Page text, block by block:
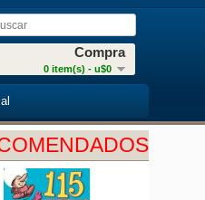
Compra
0 item(s) - u$0